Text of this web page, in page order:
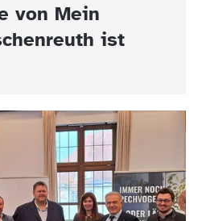
von Mein
ist